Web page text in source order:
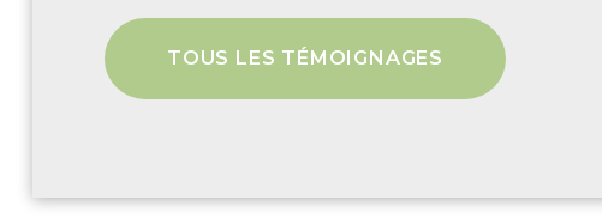
TOUS LES TÉMOIGNAGES